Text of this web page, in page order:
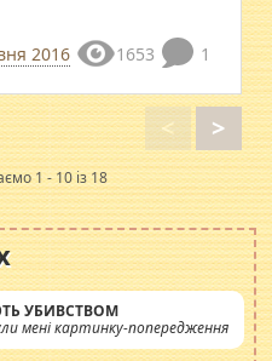
2016 1653 1
< >
1 - 10 із 18
УБИВСТВОМ
мені картинку-попередження